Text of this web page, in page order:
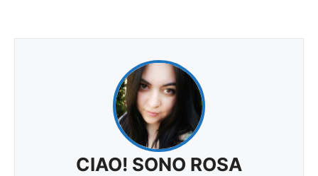
CIAO! SONO ROSA